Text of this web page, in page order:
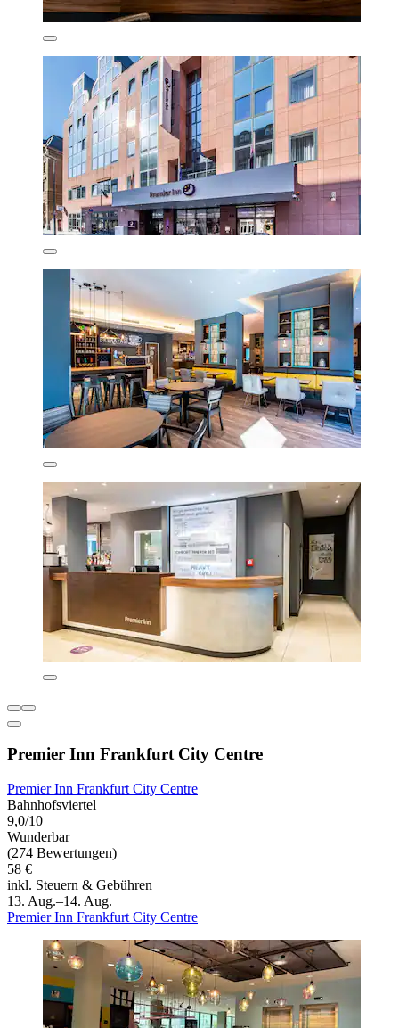
Premier Inn Frankfurt City Centre
Premier Inn Frankfurt City Centre
Bahnhofsviertel
9,0/10
Wunderbar
(274 Bewertungen)
58 €
inkl. Steuern & Gebühren
13. Aug.–14. Aug.
Premier Inn Frankfurt City Centre